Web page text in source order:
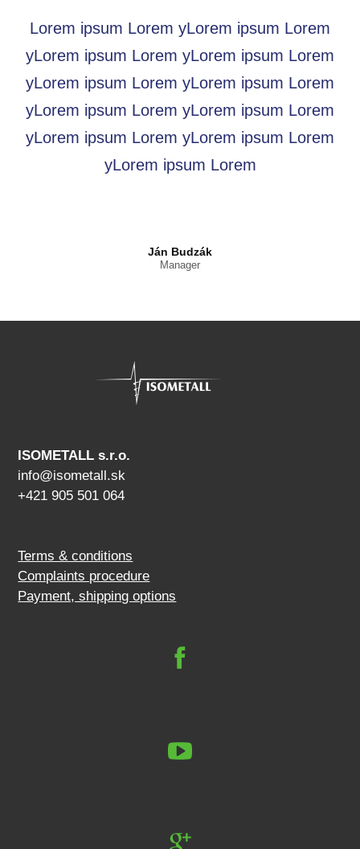
Lorem ipsum Lorem yLorem ipsum Lorem
yLorem ipsum Lorem yLorem ipsum Lorem
yLorem ipsum Lorem yLorem ipsum Lorem
yLorem ipsum Lorem yLorem ipsum Lorem
yLorem ipsum Lorem yLorem ipsum Lorem
yLorem ipsum Lorem
Ján Budzák
Manager
ISOMETALL s.r.o.
info@isometall.sk
+421 905 501 064
Terms & conditions
Complaints procedure
Payment, shipping options